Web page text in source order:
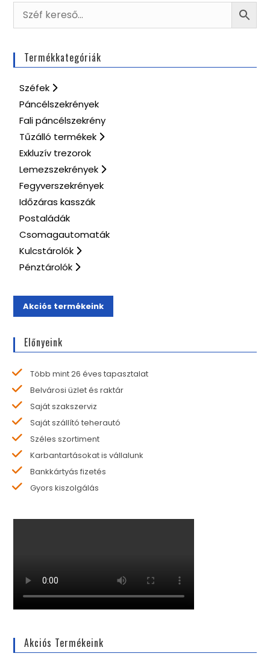
Termékkategóriák
Széfek
Páncélszekrények
Fali páncélszekrény
Tűzálló termékek
Exkluzív trezorok
Lemezszekrények
Fegyverszekrények
Időzáras kasszák
Postaládák
Csomagautomaták
Kulcstárolók
Pénztárolók
Akciós termékeink
Előnyeink
Több mint 26 éves tapasztalat
Belvárosi üzlet és raktár
Saját szakszerviz
Saját szállító teherautó
Széles szortiment
Karbantartásokat is vállalunk
Bankkártyás fizetés
Gyors kiszolgálás
Akciós Termékeink